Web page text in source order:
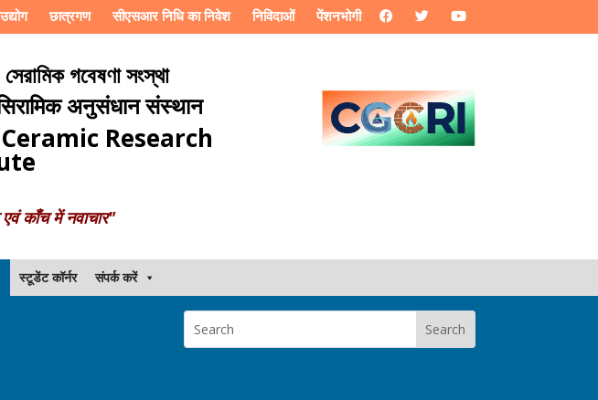
उद्योग छात्रगण सीएसआर निधि का निवेश निविदाओं पेंशनभोगी
গবেষণা সংস্থা
अनुसंधान संस्थान
Research
काँच में नवाचार"
स्टूडेंट कॉर्नर संपर्क करें